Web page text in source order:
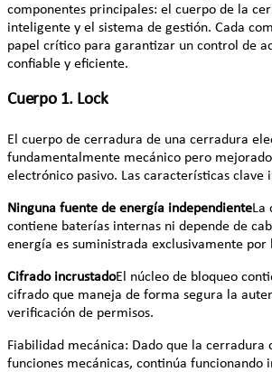
componentes principales: el cuerpo de la
inteligente y el sistema de gestión. Cada
papel crítico para garantizar un control de
confiable y eficiente.
Cuerpo 1. Lock
El cuerpo de cerradura de una cerradura
fundamentalmente mecánico pero
electrónico pasivo. Las características clave
Ninguna fuente de energía independienteLa
contiene baterías internas ni depende de
energía es suministrada exclusivamente
Cifrado incrustadoEl núcleo de bloqueo
cifrado que maneja de forma segura la
verificación de permisos.
Fiabilidad mecánica: Dado que la cerradura
funciones mecánicas, continúa funcionando